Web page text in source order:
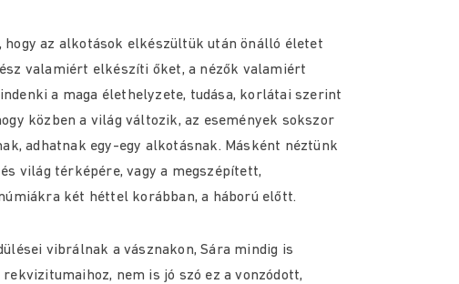
hogy az alkotások elkészültük után önálló életet
valamiért elkészíti őket, a nézők valamiért
a maga élethelyzete, tudása, korlátai szerint
közben a világ változik, az események sokszor
adhatnak egy-egy alkotásnak. Másként néztünk
világ térképére, vagy a megszépített,
két héttel korábban, a háború előtt.
vibrálnak a vásznakon, Sára mindig is
nem is jó szó ez a vonzódott,